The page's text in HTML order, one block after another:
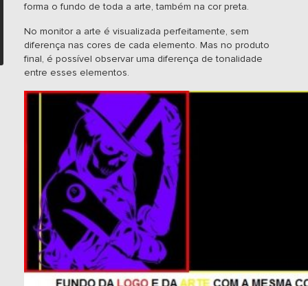
forma o fundo de toda a arte, também na cor preta.
No monitor a arte é visualizada perfeitamente, sem
diferença nas cores de cada elemento. Mas no produto
final, é possível observar uma diferença de tonalidade
entre esses elementos.